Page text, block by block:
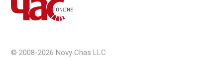
© 2008-2026 Novy Chas LLC